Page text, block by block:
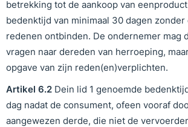
betrekking tot de aankoop van
bedenktijd van minimaal 30 dagen zonder
redenen ontbinden. De ondernemer mag
vragen naar dereden van herroeping,
opgave van zijn reden(en)verplichten.
Artikel 6.2 Dein lid 1 genoemde
dag nadat de consument, ofeen vooraf
aangewezen derde, die niet de